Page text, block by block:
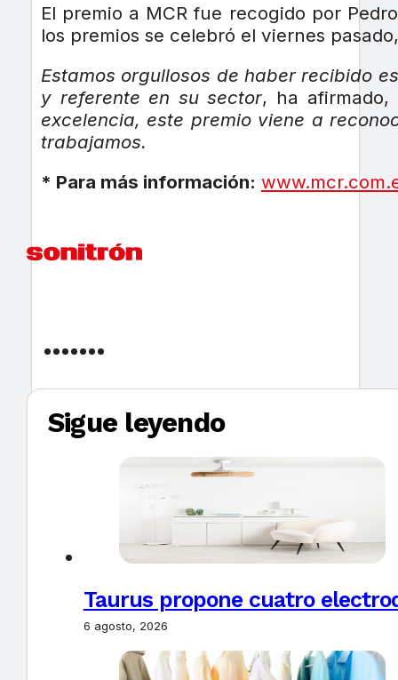
El premio a MCR fue recogido por
los premios se celebró el viernes
Estamos orgullosos de haber recibido
y referente en su sector, ha
excelencia, este premio viene a
trabajamos.
* Para más información:
Sigue leyendo
Taurus propone cuatro
6 agosto, 2026